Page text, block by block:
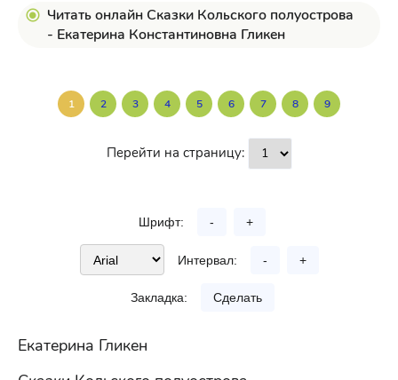
Читать онлайн Сказки Кольского полуострова
- Екатерина Константиновна Гликен
1 2 3 4 5 6 7 8 9
Перейти на страницу:
Шрифт: - +
Интервал: - +
Закладка: Сделать
Екатерина Гликен